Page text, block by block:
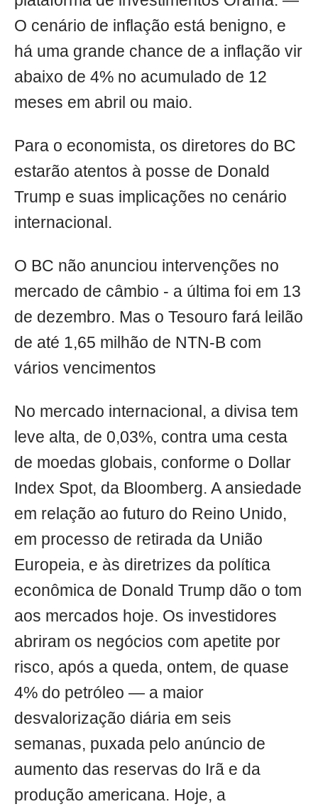
O cenário de inflação está benigno, e
há uma grande chance de a inflação vir
abaixo de 4% no acumulado de 12
meses em abril ou maio.
Para o economista, os diretores do BC
estarão atentos à posse de Donald
Trump e suas implicações no cenário
internacional.
O BC não anunciou intervenções no
mercado de câmbio - a última foi em 13
de dezembro. Mas o Tesouro fará leilão
de até 1,65 milhão de NTN-B com
vários vencimentos
No mercado internacional, a divisa tem
leve alta, de 0,03%, contra uma cesta
de moedas globais, conforme o Dollar
Index Spot, da Bloomberg. A ansiedade
em relação ao futuro do Reino Unido,
em processo de retirada da União
Europeia, e às diretrizes da política
econômica de Donald Trump dão o tom
aos mercados hoje. Os investidores
abriram os negócios com apetite por
risco, após a queda, ontem, de quase
4% do petróleo — a maior
desvalorização diária em seis
semanas, puxada pelo anúncio de
aumento das reservas do Irã e da
produção americana. Hoje, a